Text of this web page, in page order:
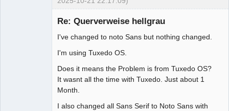
Re: Querverweise hellgrau
I've changed to noto Sans but nothing changed.
I'm using Tuxedo OS.
Does it means the Problem is from Tuxedo OS?
It wasnt all the time with Tuxedo. Just about 1
Month.
I also changed all Sans Serif to Noto Sans with